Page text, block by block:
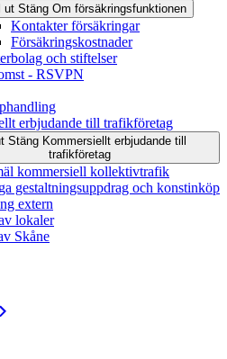
ut Stäng Om försäkringsfunktionen
Kontakter försäkringar
Försäkringskostnader
och stiftelser
- RSVPN
erbjudande till trafikföretag
Stäng Kommersiellt erbjudande till
trafikföretag
kommersiell kollektivtrafik
gestaltningsuppdrag och konstinköp
extern
lokaler
Skåne